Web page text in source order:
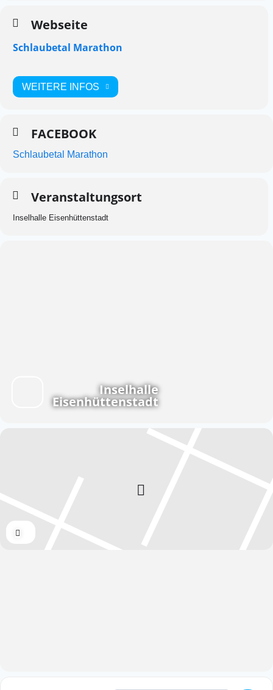
Webseite
Schlaubetal Marathon
WEITERE INFOS
FACEBOOK
Schlaubetal Marathon
Veranstaltungsort
Inselhalle Eisenhüttenstadt
Inselhalle
Eisenhüttenstadt